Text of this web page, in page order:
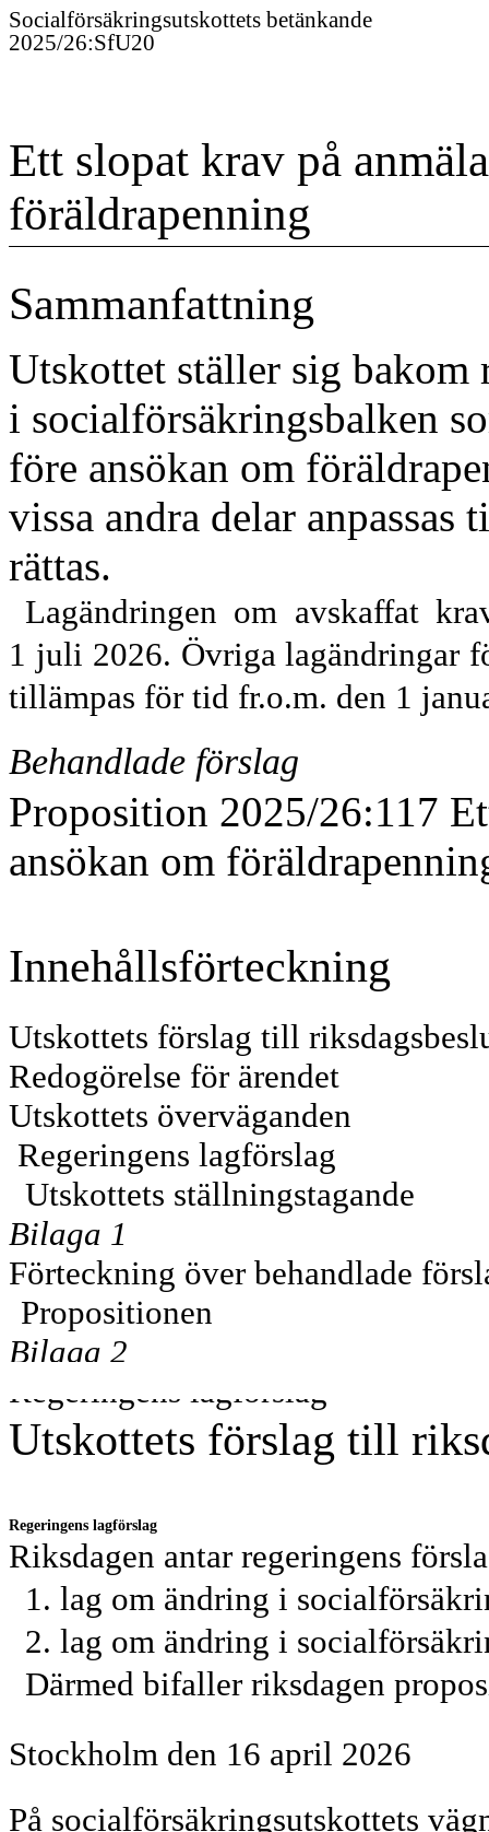
Socialförsäkringsutskottets betänkande
2025/26:SfU20
Ett slopat krav på
föräldrapenning
Sammanfattning
Utskottet ställer sig
i socialförsäkringsbalken
före ansökan om
vissa andra delar
rättas.
Lagändringen om avskaffat
1 juli 2026. Övriga lagändringar
tillämpas för tid fr.o.m. den 1
Behandlade förslag
Proposition 2025/26:117
ansökan om
Innehållsförteckning
Utskottets förslag till
Redogörelse för ärendet
Utskottets överväganden
Regeringens lagförslag
Utskottets ställningstagande
Bilaga 1
Förteckning över behandlade
Propositionen
Bilaga 2
Regeringens lagförslag
Utskottets förslag till
Regeringens lagförslag
Riksdagen antar regeringens
1. lag om ändring i
2. lag om ändring i
Därmed bifaller riksdagen
Stockholm den 16 april 2026
På socialförsäkringsutskottets